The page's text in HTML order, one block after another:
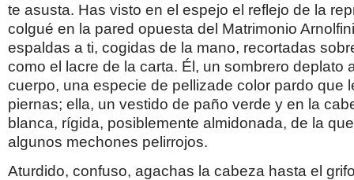
te asusta. Has visto en el espejo el reflejo de la
colgué en la pared opuesta del Matrimonio
espaldas a ti, cogidas de la mano, recortadas
como el lacre de la carta. Él, un sombrero deplato
cuerpo, una especie de pellizade color pardo que
piernas; ella, un vestido de paño verde y en la
blanca, rígida, posiblemente almidonada, de la
algunos mechones pelirrojos.
Aturdido, confuso, agachas la cabeza hasta el